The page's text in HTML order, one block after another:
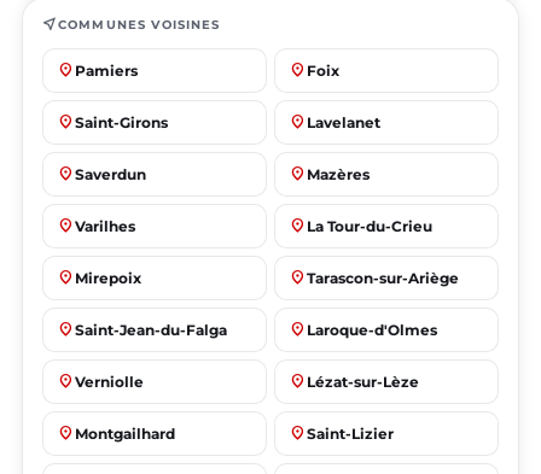
near_meCOMMUNES VOISINES
place Pamiers place Foix
place Saint-Girons place Lavelanet
place Saverdun place Mazères
place Varilhes place La Tour-du-Crieu
place Mirepoix place Tarascon-sur-Ariège
place Saint-Jean-du-Falga place Laroque-d'Olmes
place Verniolle place Lézat-sur-Lèze
place Montgailhard place Saint-Lizier